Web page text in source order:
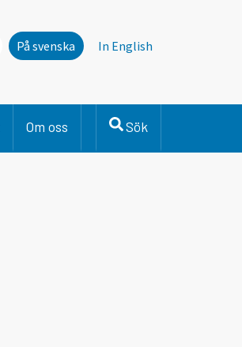
På svenska In English
Om oss Sök